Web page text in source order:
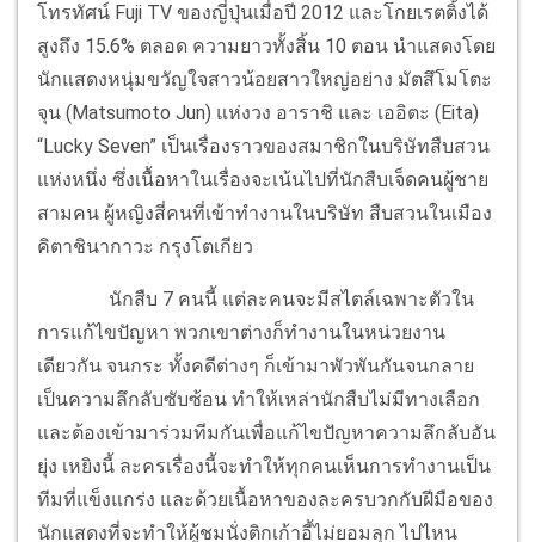
โทรทัศน์ Fuji TV ของญี่ปุ่นเมื่อปี 2012 และโกยเรตติ้งได้
สูงถึง 15.6% ตลอด ความยาวทั้งสิ้น 10 ตอน นำแสดงโดย
นักแสดงหนุ่มขวัญใจสาวน้อยสาวใหญ่อย่าง มัตสึโมโตะ
จุน (Matsumoto Jun) แห่งวง อาราชิ และ เออิตะ (Eita)
“Lucky Seven” เป็นเรื่องราวของสมาชิกในบริษัทสืบสวน
แห่งหนึ่ง ซึ่งเนื้อหาในเรื่องจะเน้นไปที่นักสืบเจ็ดคนผู้ชาย
สามคน ผู้หญิงสี่คนที่เข้าทำงานในบริษัท สืบสวนในเมือง
คิตาชินากาวะ กรุงโตเกียว
นักสืบ 7 คนนี้ แต่ละคนจะมีสไตล์เฉพาะตัวใน
การแก้ไขปัญหา พวกเขาต่างก็ทำงานในหน่วยงาน
เดียวกัน จนกระ ทั้งคดีต่างๆ ก็เข้ามาพัวพันกันจนกลาย
เป็นความลึกลับซับซ้อน ทำให้เหล่านักสืบไม่มีทางเลือก
และต้องเข้ามาร่วมทีมกันเพื่อแก้ไขปัญหาความลึกลับอัน
ยุ่ง เหยิงนี้ ละครเรื่องนี้จะทำให้ทุกคนเห็นการทำงานเป็น
ทีมที่แข็งแกร่ง และด้วยเนื้อหาของละครบวกกับฝีมือของ
นักแสดงที่จะทำให้ผู้ชมนั่งติกเก้าอี้ไม่ยอมลุก ไปไหน